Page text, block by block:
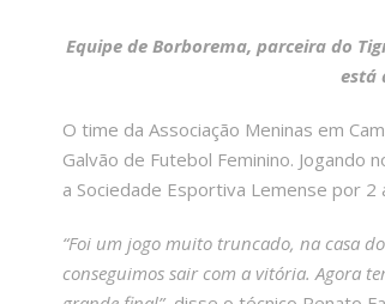
Equipe de Borborema, parceira do
está
O time da Associação Meninas em
Galvão de Futebol Feminino. Jogando
a Sociedade Esportiva Lemense por
“Foi um jogo muito truncado, na casa
conseguimos sair com a vitória. Agora